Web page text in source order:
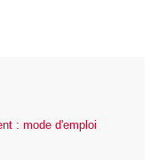
: mode d'emploi